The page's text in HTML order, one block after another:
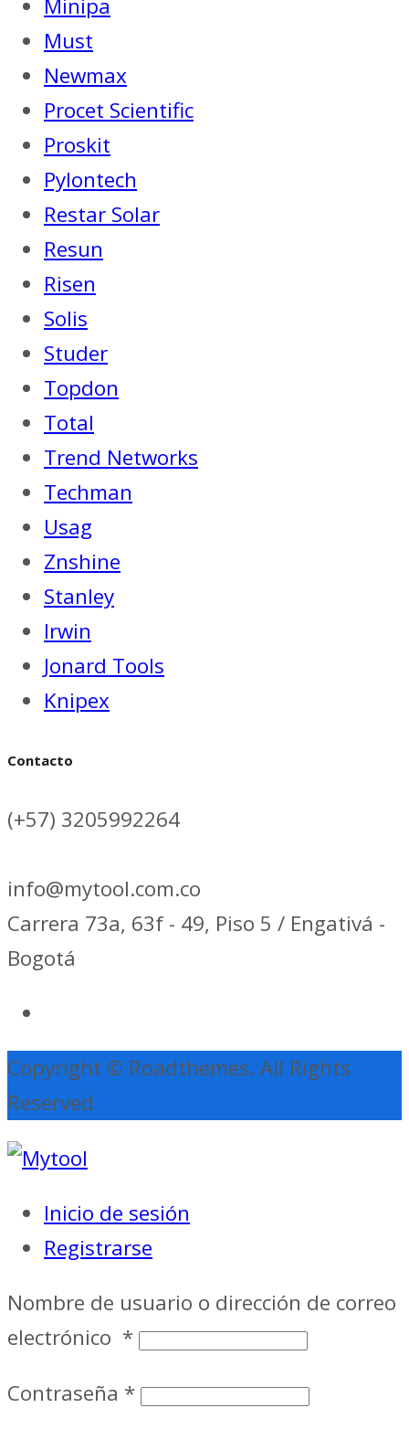
Must
Newmax
Procet Scientific
Proskit
Pylontech
Restar Solar
Resun
Risen
Solis
Studer
Topdon
Total
Trend Networks
Techman
Usag
Znshine
Stanley
Irwin
Jonard Tools
Knipex
Contacto
(+57) 3205992264
info@mytool.com.co
Carrera 73a, 63f - 49, Piso 5 / Engativá -
Bogotá
Copyright © Roadthemes. All Rights
Reserved
Inicio de sesión
Registrarse
Nombre de usuario o dirección de correo
electrónico *
Contraseña *